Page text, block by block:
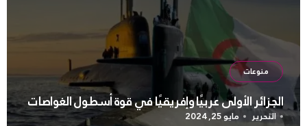
منوعات
الجزائر الأولى عربيًا وإفريقيًا في قوة أسطول الغواصات
التحرير مايو 25, 2024